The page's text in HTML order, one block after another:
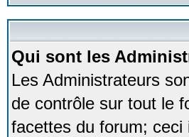
Qui sont les
Les Administrateurs
de contrôle sur tout le
facettes du forum; ceci